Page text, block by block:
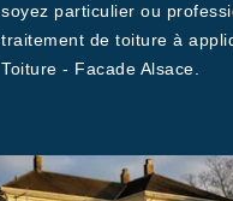
soyez particulier ou
traitement de toiture à
Toiture - Facade Alsace.